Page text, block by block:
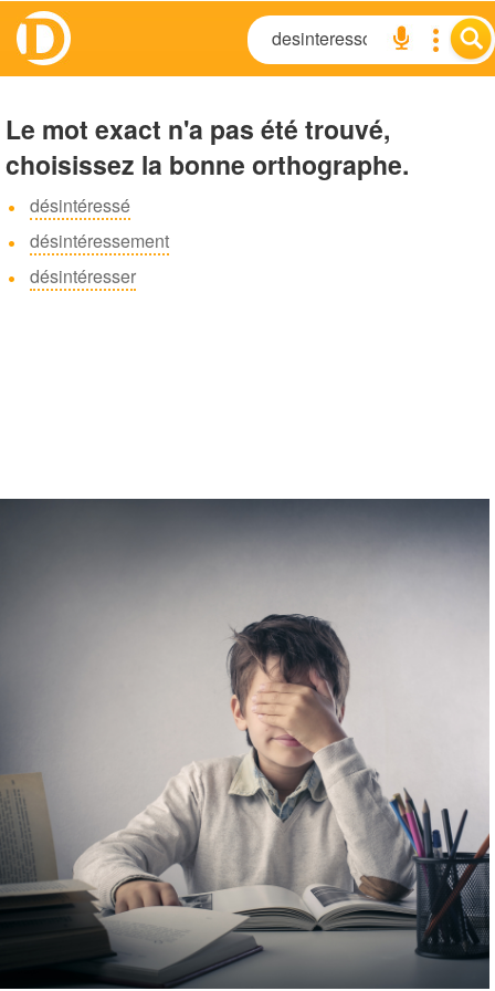
Le mot exact n'a pas été trouvé,
choisissez la bonne orthographe.
désintéressé
désintéressement
désintéresser